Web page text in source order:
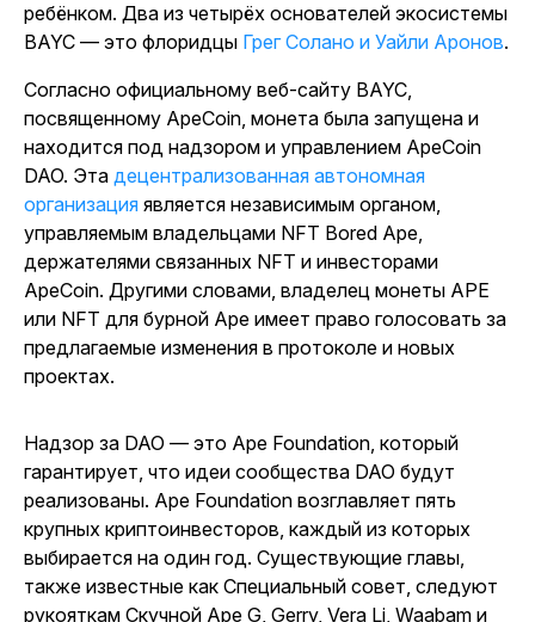
ребёнком. Два из четырёх основателей экосистемы
BAYC — это флоридцы Грег Солано и Уайли Аронов.
Согласно официальному веб-сайту BAYC,
посвященному ApeCoin, монета была запущена и
находится под надзором и управлением ApeCoin
DAO. Эта децентрализованная автономная
организация является независимым органом,
управляемым владельцами NFT Bored Ape,
держателями связанных NFT и инвесторами
ApeCoin. Другими словами, владелец монеты APE
или NFT для бурной Ape имеет право голосовать за
предлагаемые изменения в протоколе и новых
проектах.
Надзор за DAO — это Ape Foundation, который
гарантирует, что идеи сообщества DAO будут
реализованы. Ape Foundation возглавляет пять
крупных криптоинвесторов, каждый из которых
выбирается на один год. Существующие главы,
также известные как Специальный совет, следуют
рукояткам Скучной Ape G, Gerry, Vera Li, Waabam и